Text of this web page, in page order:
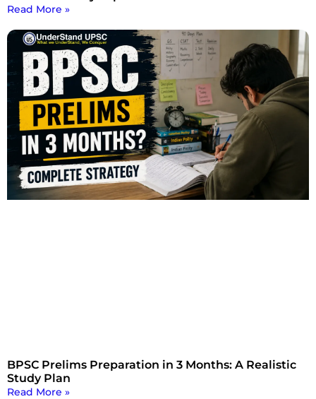
Read More »
BPSC Prelims Preparation in 3 Months: A Realistic
Study Plan
Read More »